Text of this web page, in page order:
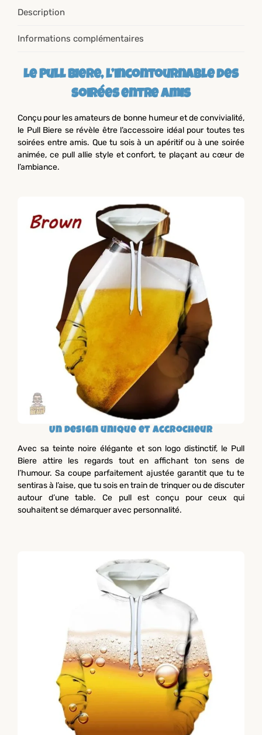
Description
Informations complémentaires
Le Pull Biere, l’incontournable des
soirées entre amis
Conçu pour les amateurs de bonne humeur et de convivialité,
le Pull Biere se révèle être l’accessoire idéal pour toutes tes
soirées entre amis. Que tu sois à un apéritif ou à une soirée
animée, ce pull allie style et confort, te plaçant au cœur de
l’ambiance.
Un design unique et accrocheur
Avec sa teinte noire élégante et son logo distinctif, le Pull
Biere attire les regards tout en affichant ton sens de
l’humour. Sa coupe parfaitement ajustée garantit que tu te
sentiras à l’aise, que tu sois en train de trinquer ou de discuter
autour d’une table. Ce pull est conçu pour ceux qui
souhaitent se démarquer avec personnalité.